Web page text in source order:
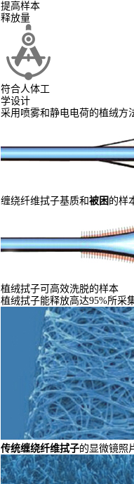
提高样本
释放量
符合人体工
学设计
采用喷雾和静电电荷的植绒方
缠绕纤维拭子基质和被困 的样
植绒拭子可高效洗脱的样本
植绒拭子能释放高达95%所采
传统缠绕纤维拭子的显微镜照